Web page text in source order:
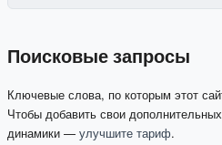
Поисковые запросы
Ключевые слова, по которым этот
Чтобы добавить свои
динамики — улучшите тариф.